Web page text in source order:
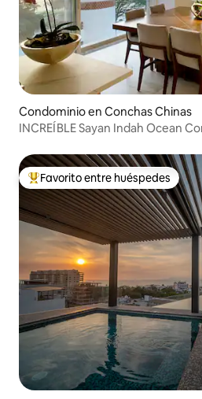
Condominio en Conchas Chinas
INCREÍBLE Sayan Indah Ocean
De los mejores en Favorito entre
Favorito entre huéspedes